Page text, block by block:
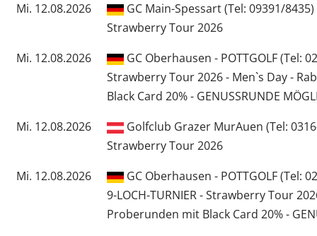
Mi. 12.08.2026
GC Main-Spessart (Tel: 09391/8435)
Strawberry Tour 2026
Mi. 12.08.2026
GC Oberhausen - POTTGOLF (Tel:
Strawberry Tour 2026 - Men`s Day -
Black Card 20% - GENUSSRUNDE
Mi. 12.08.2026
Golfclub Grazer MurAuen (Tel:
Strawberry Tour 2026
Mi. 12.08.2026
GC Oberhausen - POTTGOLF (Tel:
9-LOCH-TURNIER - Strawberry Tour
Proberunden mit Black Card 20% -